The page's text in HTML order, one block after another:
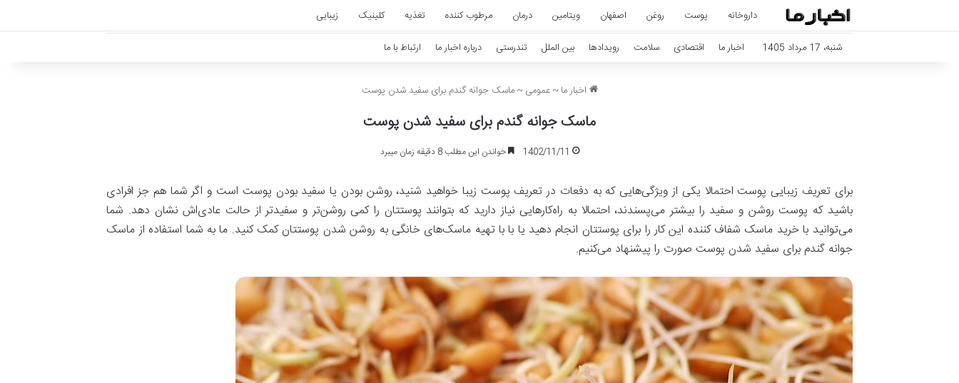
داروخانه پوست روغن اصفهان ویتامین درمان مرطوب کننده تغذیه کلینیک زیبایی
شنبه، 17 مرداد 1405 اخبار ما اقتصادی سلامت رویدادها بین الملل تندرستی درباره اخبار ما ارتباط با ما
اخبار ما ~ عمومی ~ ماسک جوانه گندم برای سفید شدن پوست
ماسک جوانه گندم برای سفید شدن پوست
1402/11/11 خواندن این مطلب 8 دقیقه زمان میبرد
برای تعریف زیبایی پوست احتمالا یکی از ویژگی‌هایی که به دفعات در تعریف پوست زیبا خواهید شنید، روشن بودن یا سفید بودن پوست است و اگر شما هم جز افرادی
باشید که پوست روشن و سفید را بیشتر می‌پسندند، احتمالا به راه‌کارهایی نیاز دارید که بتوانند پوستتان را کمی روشن‌تر و سفیدتر از حالت عادی‌اش نشان دهد. شما
می‌توانید با خرید ماسک شفاف کننده این کار را برای پوستتان انجام دهید یا با با تهیه ماسک‌های خانگی به روشن شدن پوستتان کمک کنید. ما به شما استفاده از ماسک
جوانه گندم برای سفید شدن پوست صورت را پیشنهاد می‌کنیم.